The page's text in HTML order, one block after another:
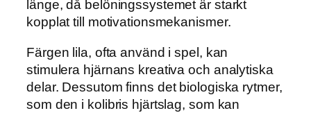
länge, då belöningssystemet är starkt
kopplat till motivationsmekanismer.
Färgen lila, ofta använd i spel, kan
stimulera hjärnans kreativa och analytiska
delar. Dessutom finns det biologiska rytmer,
som den i kolibris hjärtslag, som kan